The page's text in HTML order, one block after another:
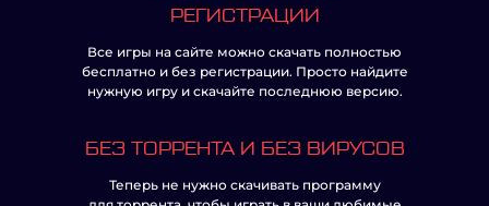
РЕГИСТРАЦИИ
Все игры на сайте можно скачать полностью
бесплатно и без регистрации. Просто найдите
нужную игру и скачайте последнюю версию.
БЕЗ ТОРРЕНТА И БЕЗ ВИРУСОВ
Теперь не нужно скачивать программу